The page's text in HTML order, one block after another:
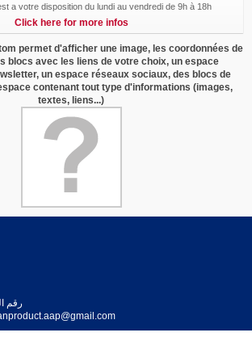
a votre disposition du lundi au vendredi de 9h à 18h
Click here for more infos
permet d'afficher une image, les coordonnées de
blocs avec les liens de votre choix, un espace
un espace réseaux sociaux, des blocs de
contenant tout type d'informations (images,
textes, liens...)
رقم